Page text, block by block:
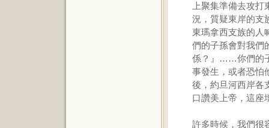
上聚集準備去攻
況，質疑東岸的支
東瑪拿西支族的人
們的子孫會對我們
係？』……你們的
事發生，或者恐怕
後，約旦河西岸各
口讚美上帝，這座
許多時候，我們很